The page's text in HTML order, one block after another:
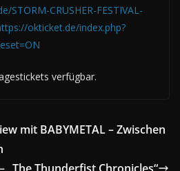
STORM-CRUSHER-FESTIVAL-
okticket.de/index.php?
verfügbar.
mit BABYMETAL – Zwischen